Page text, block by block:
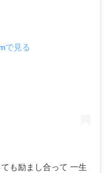
で見る
も励まし合って 一生